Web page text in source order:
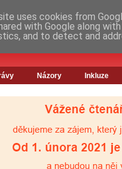
Názory Inkluze
uses cookies from
with Google along
and to detect and